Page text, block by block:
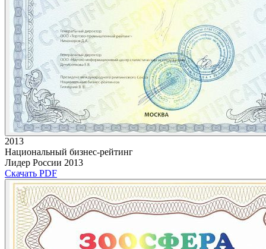
2013
Национальный бизнес-рейтинг
Лидер России 2013
Скачать PDF